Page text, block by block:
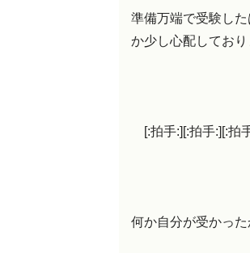
準備万端で受験し
か少し心配しており
[:拍手:][:拍手:][:拍
何か自分が受かっ